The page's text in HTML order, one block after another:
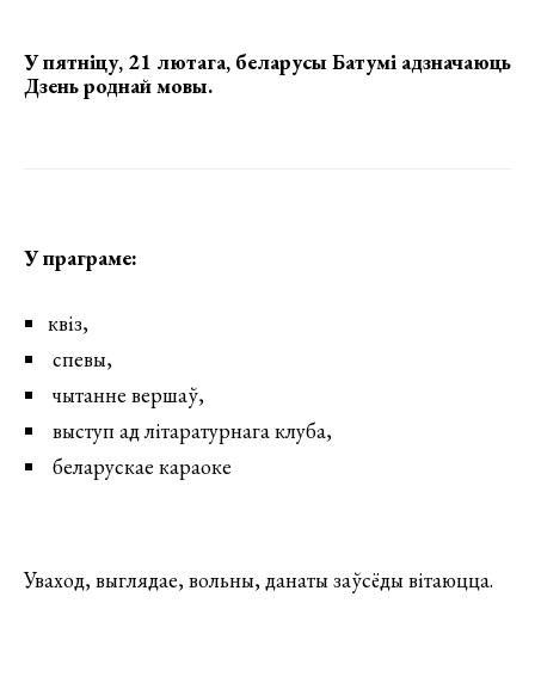
У пятніцу, 21 лютага, беларусы Батумі адзначаюць
Дзень роднай мовы.
У праграме:
квіз,
спевы,
чытанне вершаў,
выступ ад літаратурнага клуба,
беларускае караоке
Уваход, выглядае, вольны, данаты заўсёды вітаюцца.